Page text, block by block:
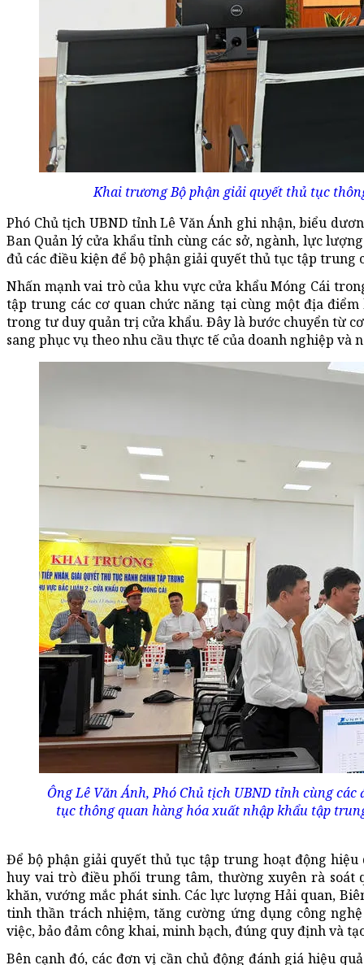
Khai trương Bộ phận giải quyết thủ tục
Phó Chủ tịch UBND tỉnh Lê Văn Ánh ghi nhận, biểu
Ban Quản lý cửa khẩu tỉnh cùng các sở, ngành, lực
đủ các điều kiện để bộ phận giải quyết thủ tục tập trung
Nhấn mạnh vai trò của khu vực cửa khẩu Móng Cái
tập trung các cơ quan chức năng tại cùng một địa
trong tư duy quản trị cửa khẩu. Đây là bước chuyển từ
sang phục vụ theo nhu cầu thực tế của doanh nghiệp và
Ông Lê Văn Ánh, Phó Chủ tịch UBND tỉnh cùng
tục thông quan hàng hóa xuất nhập khẩu tập
Để bộ phận giải quyết thủ tục tập trung hoạt động
huy vai trò điều phối trung tâm, thường xuyên rà
khăn, vướng mắc phát sinh. Các lực lượng Hải quan,
tinh thần trách nhiệm, tăng cường ứng dụng công
việc, bảo đảm công khai, minh bạch, đúng quy định và
Bên cạnh đó, các đơn vị cần chủ động đánh giá hiệu